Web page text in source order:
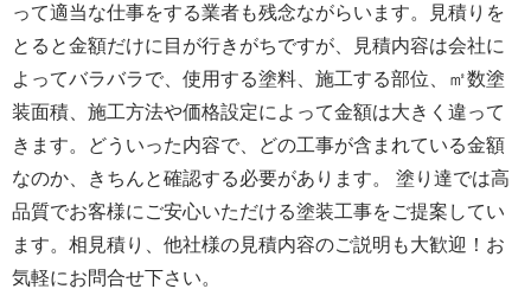
って適当な仕事をする業者も残念ながらいます。見積りを
とると金額だけに目が行きがちですが、見積内容は会社に
よってバラバラで、使用する塗料、施工する部位、㎡数塗
装面積、施工方法や価格設定によって金額は大きく違って
きます。どういった内容で、どの工事が含まれている金額
なのか、きちんと確認する必要があります。 塗り達では高
品質でお客様にご安心いただける塗装工事をご提案してい
ます。相見積り、他社様の見積内容のご説明も大歓迎！お
気軽にお問合せ下さい。